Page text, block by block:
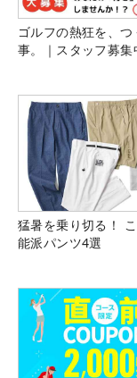
ゴルフの熱狂を、つ
事。｜スタッフ募集
猛暑を乗り切る！
能派パンツ4選